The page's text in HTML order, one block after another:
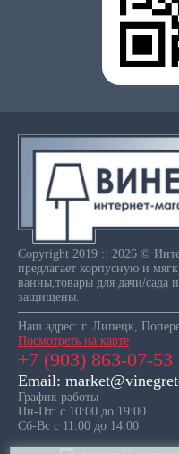
Copyright 2019 :: 2026 ©
предлагает корпусную и
ванны,товары для дачи/сада
защищены.
Наш адрес: г. Липецк,
Посмотреть на карте
+7 (903) 863-07-53
Email:
График работы
Пн-Пт: с 10:00 до 19:00
Сб-Вс с 11:00 до 14:00